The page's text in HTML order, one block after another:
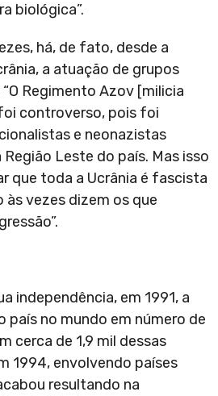
biológica”.
há, de fato, desde a
a atuação de grupos
Regimento Azov [milicia
controverso, pois foi
e neonazistas
Leste do país. Mas isso
que toda a Ucrânia é fascista
vezes dizem os que
independência, em 1991, a
país no mundo em número de
cerca de 1,9 mil dessas
1994, envolvendo países
resultando na